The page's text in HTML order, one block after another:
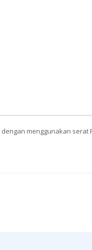
menggunakan